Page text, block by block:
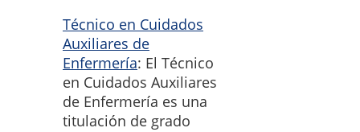
Técnico en Cuidados
Auxiliares de
Enfermería: El Técnico
en Cuidados Auxiliares
de Enfermería es una
titulación de grado